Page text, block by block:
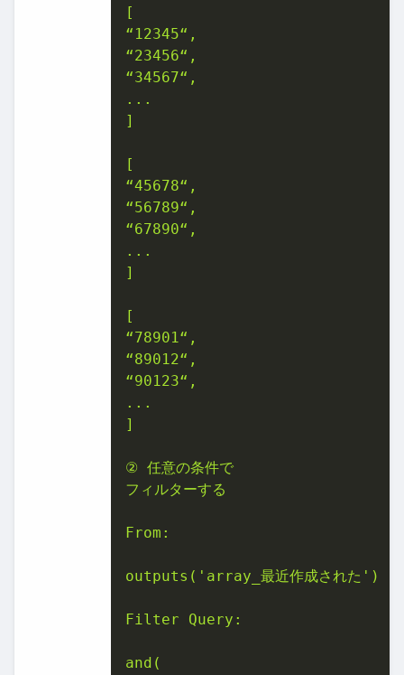
[
“12345“,
“23456“,
“34567“,
...
]
[
“45678“,
“56789“,
“67890“,
...
]
[
“78901“,
“89012“,
“90123“,
...
]
② 任意の条件で
フィルターする
From:
outputs('array_最近作成された')
Filter Query:
and(